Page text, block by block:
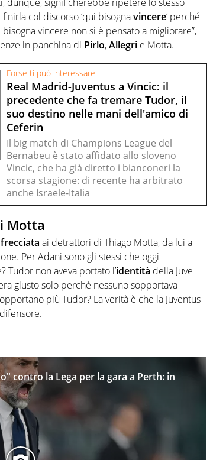
col discorso ‘qui bisognavincere’ perché
vincere non si è pensato a migliorare”,
in panchina di Pirlo,Allegri e Motta.
Forse ti può interessare
Real Madrid-Juventus a Vincic: il
precedente che fa tremare Tudor, il
suo destino nelle mani dell'amico di
Ceferin
Il big match di Champions League del
Bernabeu è stato affidato allo sloveno
Vincic, che ha già diretto i bianconeri la
scorsa stagione: di recente ha arbitrato
anche Israele-Italia
Motta
frecciata ai detrattori di Thiago Motta, da lui a
Per Adani sono gli stessi che oggi
Tudor non aveva portato l’identità della Juve
giusto solo perché nessuno sopportava
più Tudor? La verità è che la Juventus
contro la Lega per la gara a Perth: in